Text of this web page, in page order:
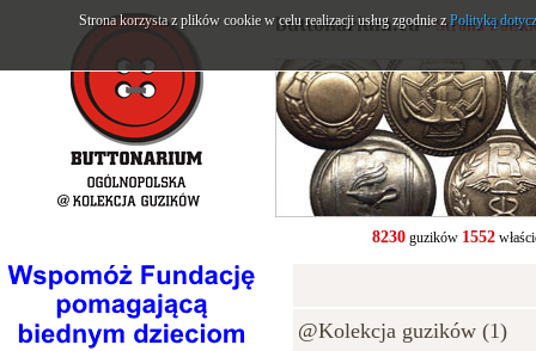
buttonarium.eu- Strona
8230guzików 1552
@Kolekcja guzików (1)
Strona korzysta z plików cookie w celu realizacji usług zgodnie zPolityką